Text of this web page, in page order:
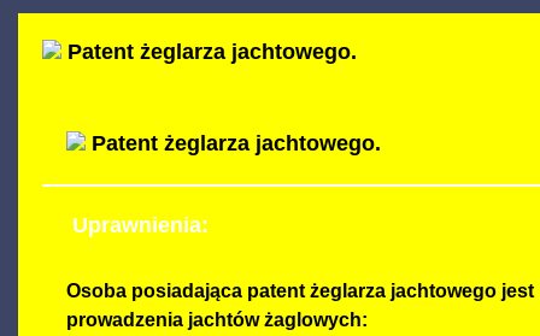
Patent żeglarza jachtowego.
Patent żeglarza jachtowego.
Uprawnienia:
Osoba posiadająca patent żeglarza jachtowego
prowadzenia jachtów żaglowych: